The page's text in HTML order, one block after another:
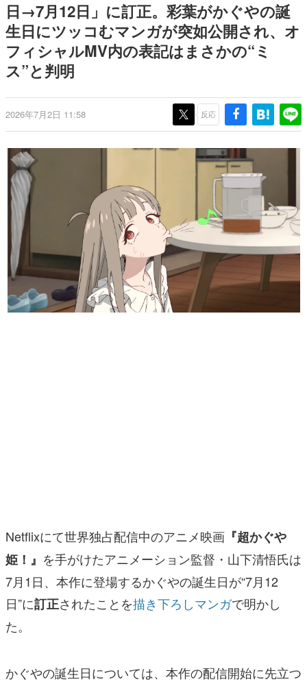
赫本
この物語を解いてはいけない。『赫本』は、〈試験問題〉
の形をした短編ホラー小説集です。
ゲーム世代の作家たち
ゲームに多大な影響を受けた作家さんに取材し、ゲームが
日本モバイルゲーム産業史
日本のモバイルゲーム史における主要なトピック・タイト
ルを網羅するほか、開発者へのインタビューや識者による
解説を掲載。約20年の歴史が一望できる決定版！
若ゲのいたり〜ゲームクリエイターの青春〜
『うつヌケ』『ペンと箸』等で知られるマンガ家・田中圭
一先生によるゲーム業界レポートマンガです。
なんでゲームは面白い？
ゲーム開発者・hamatsu氏がゲームの魅力を画面や操作の
具体的な形から解き明かしていく、硬派で骨太な評論連載
その他
電ファミニコゲーマーとは？
運営：株式会社マレ
日→7月12日」に訂正。彩葉がかぐやの誕
生日にツッコむマンガが突如公開され、オ
フィシャルMV内の表記はまさかの“ミ
ス”と判明
2026年7月2日 11:58 反応
Netflixにて世界独占配信中のアニメ映画 『超かぐや
姫！』 を手がけたアニメーション監督・山下清悟氏は
7月1日、本作に登場するかぐやの誕生日が“7月12
日”に訂正されたことを描き下ろしマンガで明かし
た。
かぐやの誕生日については、本作の配信開始に先立つ